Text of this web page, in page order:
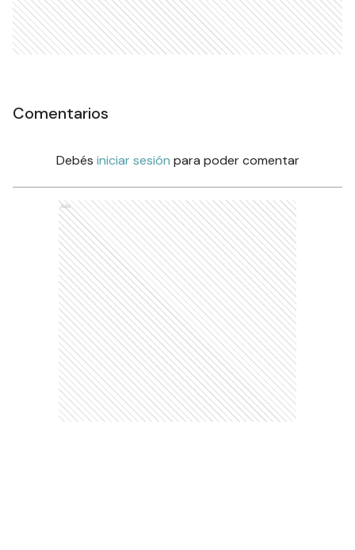
Comentarios
Debés iniciar sesión para poder comentar
Ads